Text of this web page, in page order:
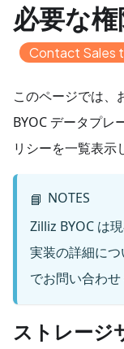
必要な権
Contact Sales
このページでは、
BYOC データプレ
リシーを一覧表示
📘 NOTES
Zilliz BYOC は
実装の詳細につ
でお問い合わせ
ストレージ